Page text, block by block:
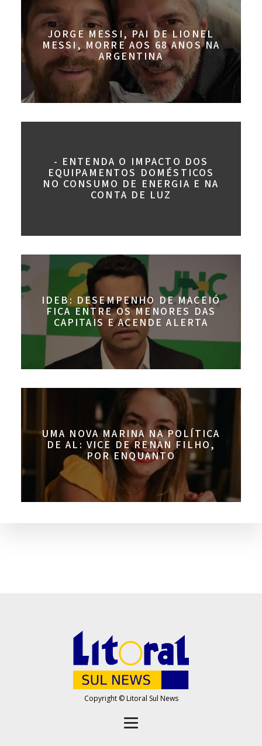
JORGE MESSI, PAI DE LIONEL
MESSI, MORRE AOS 68 ANOS NA
ARGENTINA
- ENTENDA O IMPACTO DOS
EQUIPAMENTOS DOMÉSTICOS
NO CONSUMO DE ENERGIA E NA
CONTA DE LUZ
IDEB: DESEMPENHO DE MACEIÓ
FICA ENTRE OS MENORES DAS
CAPITAIS E ACENDE ALERTA
UMA NOVA MARINA NA POLÍTICA
DE AL: VICE DE RENAN FILHO,
POR ENQUANTO
Copyright © Litoral Sul News